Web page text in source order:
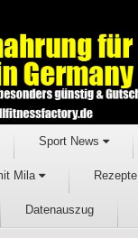
Sport News
Mila Rezepte
Datenauszug